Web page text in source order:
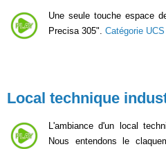
Une seule touche espace
Precisa 305". Catégorie UCS
Local technique
L'ambiance d'un local
Nous entendons le